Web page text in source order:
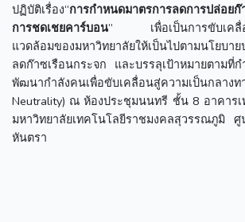
ปฏิบัติเรื่อง“การกำหนดมาตรการลดการปล่อยก๊
การชดเชยคาร์บอน” เพื่อเป็นการขับเคลื่อ
แวดล้อมของมหาวิทยาลัยให้เป็นไปตามนโยบา
ลดก๊าซเรือนกระจก และบรรลุเป้าหมายตามที่
พัฒนากำลังคนเพื่อขับเคลื่อนสู่ความเป็นกลางท
Neutrality) ณ ห้องประชุมนนทรี ชั้น 8 อาคารเ
มหาวิทยาลัยเทคโนโลยีราชมงคลสุวรรณภูมิ ศู
หันตรา